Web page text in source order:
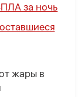
за ночь
жары в